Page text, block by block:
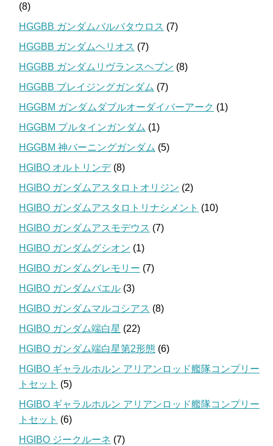
(8)
HGGBB ガンダムバルバタウロス (7)
HGGBB ガンダムヘリオス (7)
HGGBB ガンダムリヴランスヘブン (8)
HGGBB ブレイジングガンダム (7)
HGGBM ガンダムダブルオーダイバーアーク (1)
HGGBM プルタインガンダム (1)
HGGBM 神バーニングガンダム (5)
HGIBO オルトリンデ(8)
HGIBO ガンダムアスタロトオリジン (2)
HGIBO ガンダムアスタロトリナシメント (10)
HGIBO ガンダムアスモデウス (7)
HGIBO ガンダムグシオン (1)
HGIBO ガンダムグレモリー (7)
HGIBO ガンダムバエル (3)
HGIBO ガンダムマルコシアス (8)
HGIBO ガンダム端白星 (22)
HGIBO ガンダム端白星第2形態 (6)
HGIBO ギャラルホルン アリアンロッド艦隊コンプリー
トセット (5)
HGIBO ギャラルホルン アリアンロッド艦隊コンプリー
トセット (6)
HGIBO ジークルーネ (7)